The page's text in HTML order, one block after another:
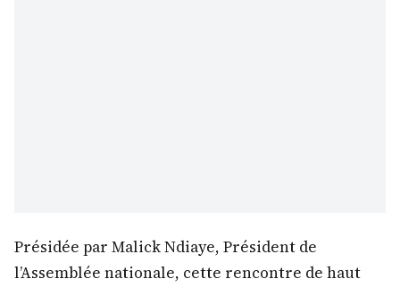
Présidée par Malick Ndiaye, Président de
l’Assemblée nationale, cette rencontre de haut